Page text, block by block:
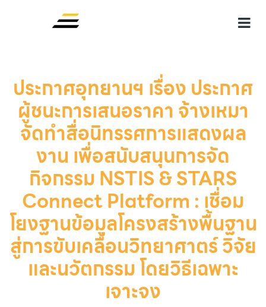
ประกาศอุทยานฯ เรื่อง ประกาศ
ผู้ชนะการเสนอราคา จ้างเหมา
จัดทำสื่อนิทรรศการแสดงผล
งาน เพื่อสนับสนุนการจัด
กิจกรรม NSTIS & STARS
Connect Platform : เชื่อม
โยงฐานข้อมูลโครงสร้างพื้นฐาน
สู่การขับเคลื่อนวิทยาศาตร์ วิจัย
และนวัตกรรม โดยวิธีเฉพาะ
เจาะจง